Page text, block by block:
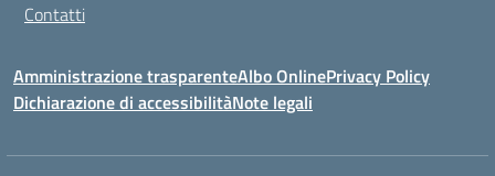
Contatti
Amministrazione trasparenteAlbo OnlinePrivacy Policy
Dichiarazione di accessibilitàNote legali